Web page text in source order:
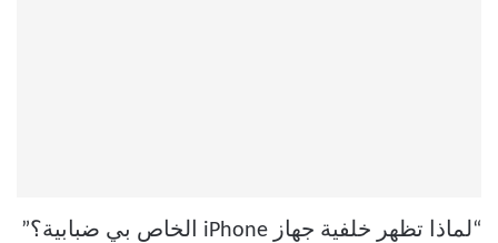
“لماذا تظهر خلفية جهاز iPhone الخاص بي ضبابية؟”